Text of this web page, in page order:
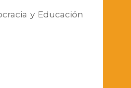
y Educación